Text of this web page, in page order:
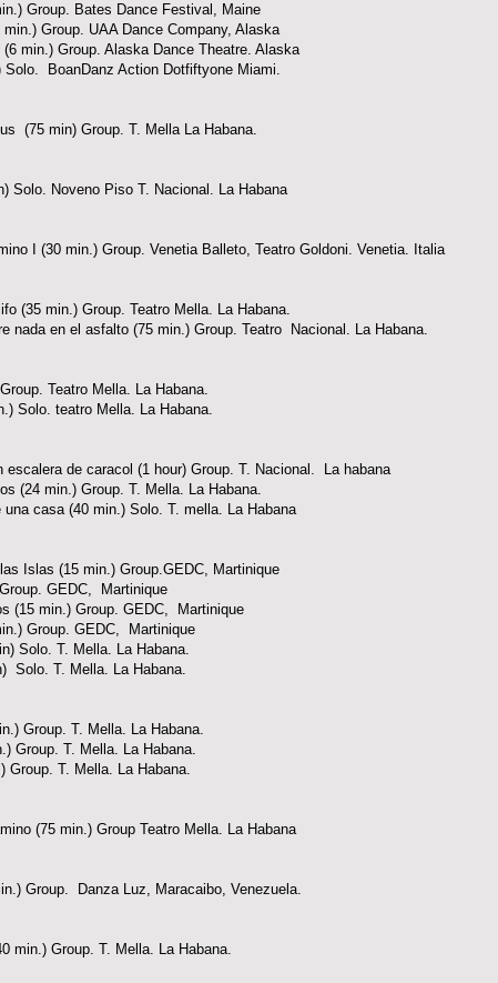
Group. Bates Dance Festival, Maine
min.) Group. UAA Dance Company, Alaska
(6 min.) Group. Alaska Dance Theatre. Alaska
BoanDanz Action Dotfiftyone Miami.
(75 min) Group. T. Mella La Habana.
Solo. Noveno Piso T. Nacional. La Habana
I (30 min.) Group. Venetia Balleto, Teatro Goldoni. Venetia. Italia
(35 min.) Group. Teatro Mella. La Habana.
nada en el asfalto (75 min.) Group. Teatro Nacional. La Habana.
Teatro Mella. La Habana.
Solo. teatro Mella. La Habana.
escalera de caracol (1 hour) Group. T. Nacional. La habana
(24 min.) Group. T. Mella. La Habana.
casa (40 min.) Solo. T. mella. La Habana
Islas (15 min.) Group.GEDC, Martinique
GEDC, Martinique
(15 min.) Group. GEDC, Martinique
Group. GEDC, Martinique
Solo. T. Mella. La Habana.
Solo. T. Mella. La Habana.
Group. T. Mella. La Habana.
Group. T. Mella. La Habana.
Group. T. Mella. La Habana.
(75 min.) Group Teatro Mella. La Habana
Group. Danza Luz, Maracaibo, Venezuela.
min.) Group. T. Mella. La Habana.